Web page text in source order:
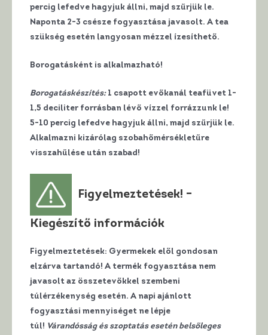
percig lefedve hagyjuk állni, majd szűrjük le.
Naponta 2-3 csésze fogyasztása javasolt. A tea
szükség esetén langyosan mézzel ízesíthető.
Borogatásként is alkalmazható!
Borogatáskészítés: 1 csapott evőkanál teafüvet 1-
1,5 deciliter forrásban lévő vízzel forrázzunk le!
5-10 percig lefedve hagyjuk állni, majd szűrjük le.
Alkalmazni kizárólag szobahőmérsékletűre
visszahűlése után szabad!
Figyelmeztetések! –
Kiegészítő információk
Figyelmeztetések: Gyermekek elől gondosan
elzárva tartandó! A termék fogyasztása nem
javasolt az összetevőkkel szembeni
túlérzékenység esetén. A napi ajánlott
fogyasztási mennyiséget ne lépje
túl! Várandósság és szoptatás esetén belsőleges